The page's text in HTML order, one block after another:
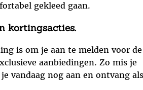
gekleed gaan.
kortingsacties.
is om je aan te melden voor de
aanbiedingen. Zo mis je
vandaag nog aan en ontvang als